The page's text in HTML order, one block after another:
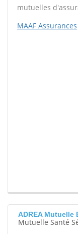
mutuelles
MAAF Assurances
ADREA Mutuelle
Mutuelle Santé